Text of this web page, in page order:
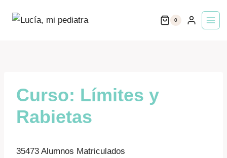
0
Curso: Límites y
Rabietas
35473 Alumnos Matriculados